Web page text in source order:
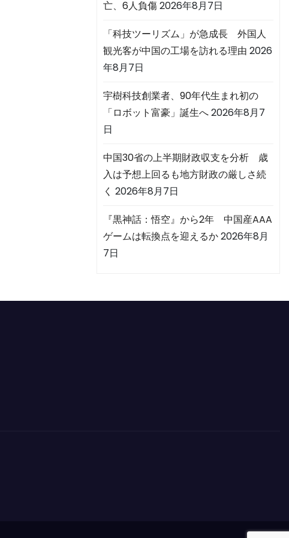
亡、6人負傷2026年8月7日
「科技ツーリズム」が急成長 外国人
観光客が中国の工場を訪れる理由 2026
年8月7日
宇樹科技創業者、90年代生まれ初の
「ロボット富豪」誕生へ2026年8月7
日
中国30省の上半期財政収支を分析 歳
入は予想上回るも地方財政の厳しさ続
く 2026年8月7日
『黒神話：悟空』から2年 中国産AAA
ゲームは転換点を迎えるか2026年8月
7日